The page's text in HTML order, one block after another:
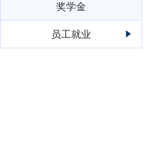
奖学金
员工就业